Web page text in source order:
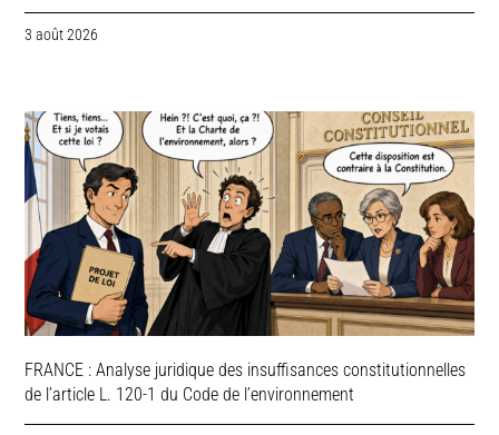
3 août 2026
FRANCE : Analyse juridique des insuffisances constitutionnelles
de l’article L. 120-1 du Code de l’environnement